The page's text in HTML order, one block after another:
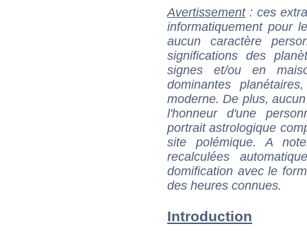
Avertissement: ces
informatiquement pour
aucun caractère
significations des
signes et/ou en
dominantes
moderne. De plus,
l'honneur d'une
portrait astrologique
site polémique. A
recalculées
domification avec le
des heures connues.
Introduction